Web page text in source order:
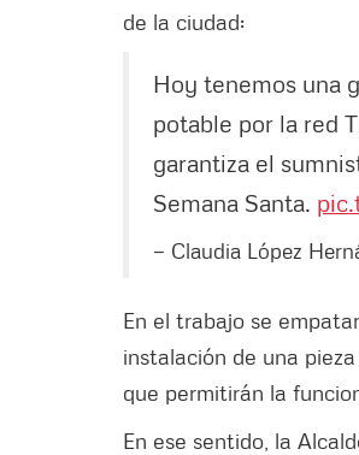
de la ciudad:
Hoy tenemos una
potable por la red
garantiza el
Semana Santa.
— Claudia López
En el trabajo se
instalación de una
que permitirán la
En ese sentido, la